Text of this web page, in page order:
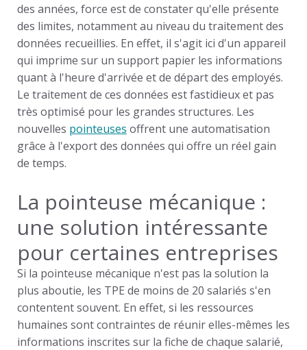
des années, force est de constater qu'elle présente
des limites, notamment au niveau du traitement des
données recueillies. En effet, il s'agit ici d'un appareil
qui imprime sur un support papier les informations
quant à l'heure d'arrivée et de départ des employés.
Le traitement de ces données est fastidieux et pas
très optimisé pour les grandes structures. Les
nouvelles pointeuses offrent une automatisation
grâce à l'export des données qui offre un réel gain
de temps.
La pointeuse mécanique :
une solution intéressante
pour certaines entreprises
Si la pointeuse mécanique n'est pas la solution la
plus aboutie, les TPE de moins de 20 salariés s'en
contentent souvent. En effet, si les ressources
humaines sont contraintes de réunir elles-mêmes les
informations inscrites sur la fiche de chaque salarié,